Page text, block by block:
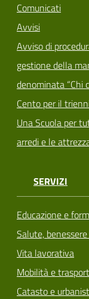
Comunicati
Avvisi
Avviso di
gestione della
denominata “Chi
Cento per il
Una Scuola per
arredi e le
SERVIZI
Educazione e
Salute,
Vita lavorativa
Mobilità e
Catasto e